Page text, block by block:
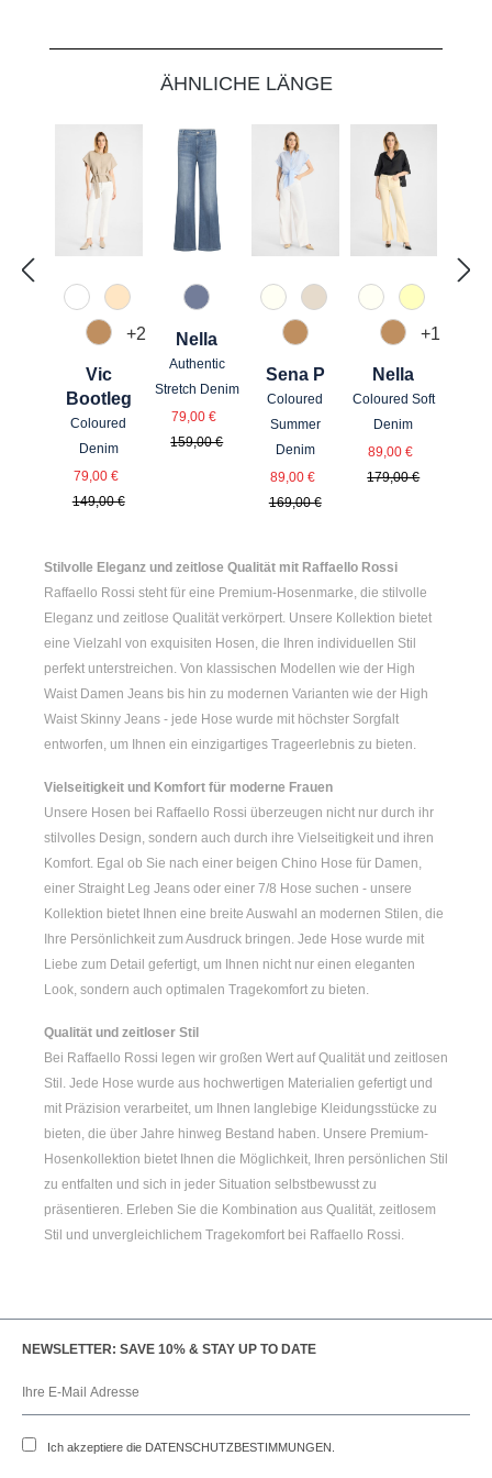
ÄHNLICHE LÄNGE
110 Weiß325 Crema
375 Warm Taupe
+2
Vic
Bootleg
Coloured
Denim
Verkaufspreis:
79,00 €
149,00 €
830 Grau Blau
Nella
Authentic
Stretch Denim
Verkaufspreis:
79,00 €
159,00 €
120 Natur362 biscotti
375 Warm Taupe
Sena P
Coloured
Summer
Denim
Verkaufspreis:
89,00 €
Regulärer Preis:
169,00 €
120 Natur
210
375 Warm
+1
Nella
Coloured Soft
Denim
Verkaufspreis:
89,00 €
179,00 €
Stilvolle Eleganz und zeitlose Qualität mit Raffaello Rossi
Raffaello Rossi steht für eine Premium-Hosenmarke, die stilvolle
Eleganz und zeitlose Qualität verkörpert. Unsere Kollektion bietet
eine Vielzahl von exquisiten Hosen, die Ihren individuellen Stil
perfekt unterstreichen. Von klassischen Modellen wie der High
Waist Damen Jeans bis hin zu modernen Varianten wie der High
Waist Skinny Jeans - jede Hose wurde mit höchster Sorgfalt
entworfen, um Ihnen ein einzigartiges Trageerlebnis zu bieten.
Vielseitigkeit und Komfort für moderne Frauen
Unsere Hosen bei Raffaello Rossi überzeugen nicht nur durch ihr
stilvolles Design, sondern auch durch ihre Vielseitigkeit und ihren
Komfort. Egal ob Sie nach einer beigen Chino Hose für Damen
einer Straight Leg Jeans oder einer 7/8 Hose suchen - unsere
Kollektion bietet Ihnen eine breite Auswahl an modernen Stilen, die
Ihre Persönlichkeit zum Ausdruck bringen. Jede Hose wurde mit
Liebe zum Detail gefertigt, um Ihnen nicht nur einen eleganten
Look, sondern auch optimalen Tragekomfort zu bieten.
Qualität und zeitloser Stil
Bei Raffaello Rossi legen wir großen Wert auf Qualität und zeitlosen
Stil. Jede Hose wurde aus hochwertigen Materialien gefertigt und
mit Präzision verarbeitet, um Ihnen langlebige Kleidungsstücke zu
bieten, die über Jahre hinweg Bestand haben. Unsere Premium-
Hosenkollektion bietet Ihnen die Möglichkeit, Ihren persönlichen Stil
zu entfalten und sich in jeder Situation selbstbewusst zu
präsentieren. Erleben Sie die Kombination aus Qualität, zeitlosem
Stil und unvergleichlichem Tragekomfort bei Raffaello Rossi.
NEWSLETTER: SAVE 10% & STAY UP TO DATE
Ich akzeptiere die DATENSCHUTZBESTIMMUNGEN